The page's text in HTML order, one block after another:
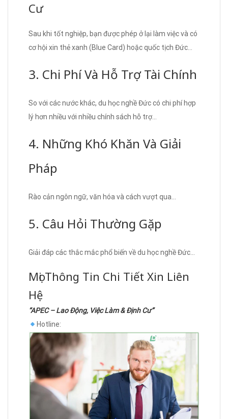
Cư
Sau khi tốt nghiệp, bạn được phép ở lại làm việc và có
cơ hội xin thẻ xanh (Blue Card) hoặc quốc tịch Đức…
3. Chi Phí Và Hỗ Trợ Tài Chính
So với các nước khác, du học nghề Đức có chi phí hợp
lý hơn nhiều với nhiều chính sách hỗ trợ…
4. Những Khó Khăn Và Giải
Pháp
Rào cản ngôn ngữ, văn hóa và cách vượt qua…
5. Câu Hỏi Thường Gặp
Giải đáp các thắc mắc phổ biến về du học nghề Đức…
Mọi Thông Tin Chi Tiết Xin Liên
Hệ
“APEC – Lao Động, Việc Làm & Định Cư”
Hotline: